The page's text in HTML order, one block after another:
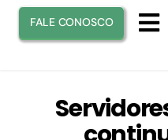
FALE CONOSCO